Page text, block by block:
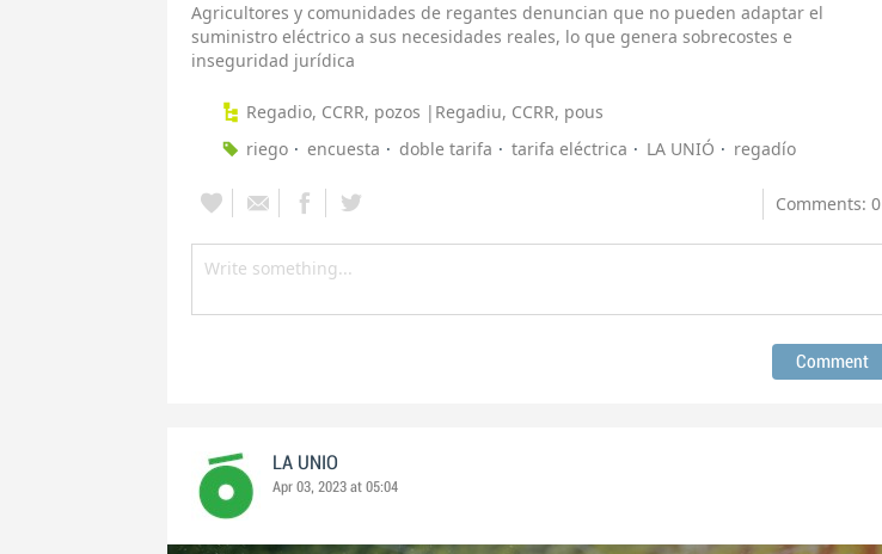
Agricultores y comunidades de regantes denuncian que no pueden adaptar el
suministro eléctrico a sus necesidades reales, lo que genera sobrecostes e
inseguridad jurídica
Regadio, CCRR, pozos |Regadiu, CCRR, pous
riego
encuesta doble tarifa tarifa eléctrica LA UNIÓ regadío
Comments: 0
LA UNIO
Apr 03, 2023 at 05:04